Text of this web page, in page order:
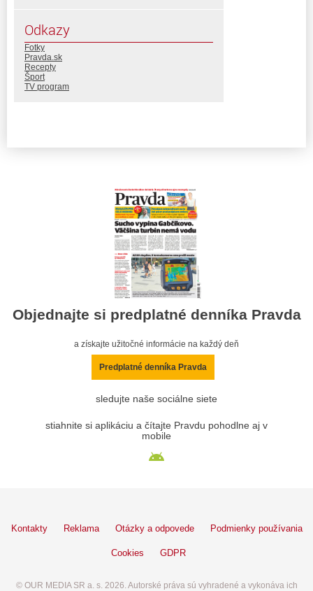
Odkazy
Fotky
Pravda.sk
Recepty
Šport
TV program
Objednajte si predplatné denníka Pravda
a získajte užitočné informácie na každý deň
Predplatné denníka Pravda
sledujte naše sociálne siete
stiahnite si aplikáciu a čítajte Pravdu pohodlne aj v
mobile
Kontakty Reklama Otázky a odpovede Podmienky používania
Cookies GDPR
© OUR MEDIA SR a. s. 2026. Autorské práva sú vyhradené a vykonáva ich